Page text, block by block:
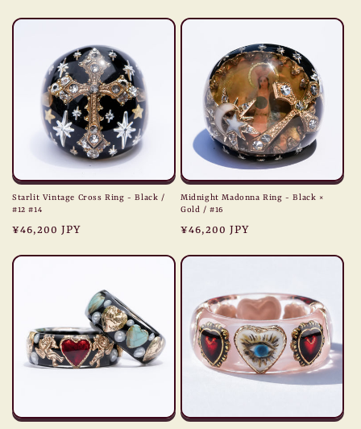
Starlit Vintage Cross Ring - Black /
#12 #14
Regular
¥46,200 JPY
Midnight Madonna Ring - Black ×
Gold / #16
Regular
¥46,200 JPY